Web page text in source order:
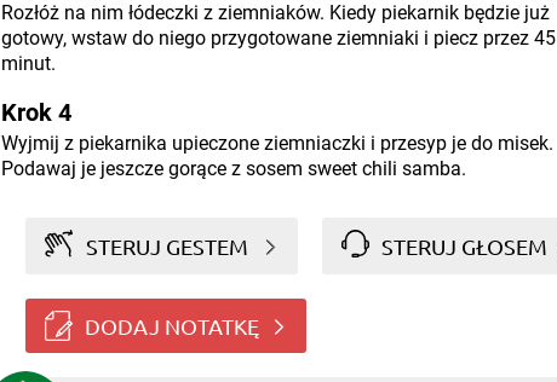
Rozłóż na nim łódeczki z ziemniaków. Kiedy piekarnik będzie już
gotowy, wstaw do niego przygotowane ziemniaki i piecz przez 45
minut.
Krok 4
Wyjmij z piekarnika upieczone ziemniaczki i przesyp je do misek.
Podawaj je jeszcze gorące z sosem sweet chili samba.
STERUJ GESTEM STERUJ GŁOSEM
DODAJ NOTATKĘ